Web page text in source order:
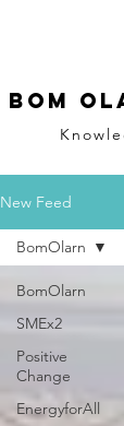
Bom
New Feed
BomOlarn
SMEx2
Positive
Change
EnergyforAll
BomOlarn